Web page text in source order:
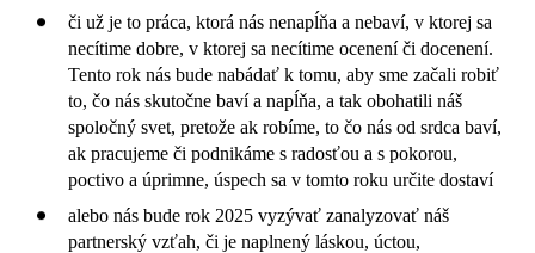
či už je to práca, ktorá nás nenapĺňa a nebaví, v ktorej sa
necítime dobre, v ktorej sa necítime ocenení či docenení.
Tento rok nás bude nabádať k tomu, aby sme začali robiť
to, čo nás skutočne baví a napĺňa, a tak obohatili náš
spoločný svet, pretože ak robíme, to čo nás od srdca baví,
ak pracujeme či podnikáme s radosťou a s pokorou,
poctivo a úprimne, úspech sa v tomto roku určite dostaví
alebo nás bude rok 2025 vyzývať zanalyzovať náš
partnerský vzťah, či je naplnený láskou, úctou,